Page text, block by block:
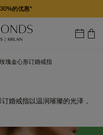
的优惠*
玫瑰金心形订婚戒指
婚戒指以温润璀璨的光泽，